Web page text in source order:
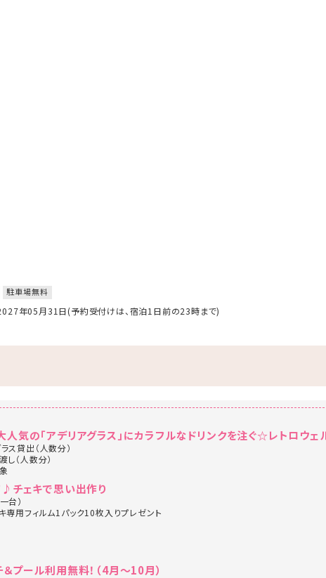
駐車場無料
年05月31日(予約受付けは、宿泊1日前の23時まで)
気の「アデリアグラス」にカラフルなドリンクを注ぐ☆レトロウェ
ス貸出（人数分）
（人数分）
♪チェキで思い出作り
台）
専用フィルム1パック10枚入りプレゼント
プール利用無料！（4月～10月）